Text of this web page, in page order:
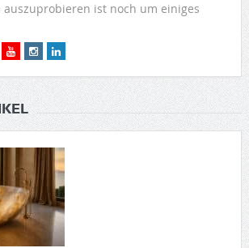
auszuprobieren ist noch um einiges